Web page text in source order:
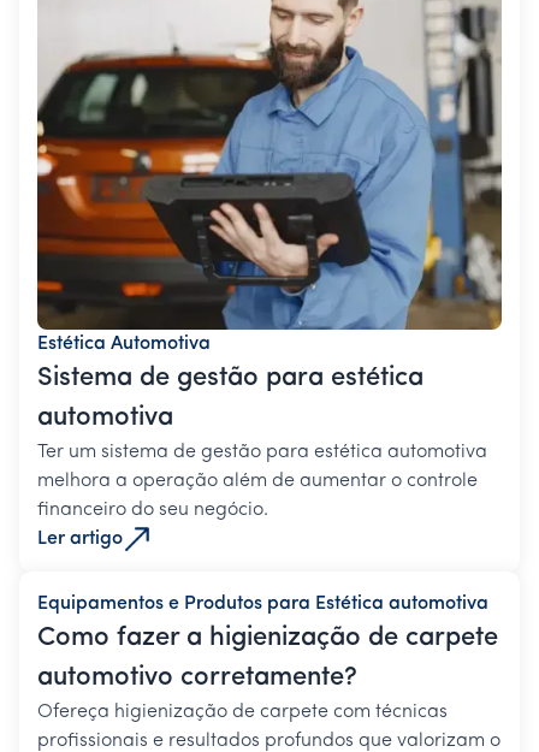
Estética Automotiva
Sistema de gestão para estética
automotiva
Ter um sistema de gestão para estética automotiva
melhora a operação além de aumentar o controle
financeiro do seu negócio.
Ler artigo
Equipamentos e Produtos para Estética automotiva
Como fazer a higienização de carpete
automotivo corretamente?
Ofereça higienização de carpete com técnicas
profissionais e resultados profundos que valorizam o